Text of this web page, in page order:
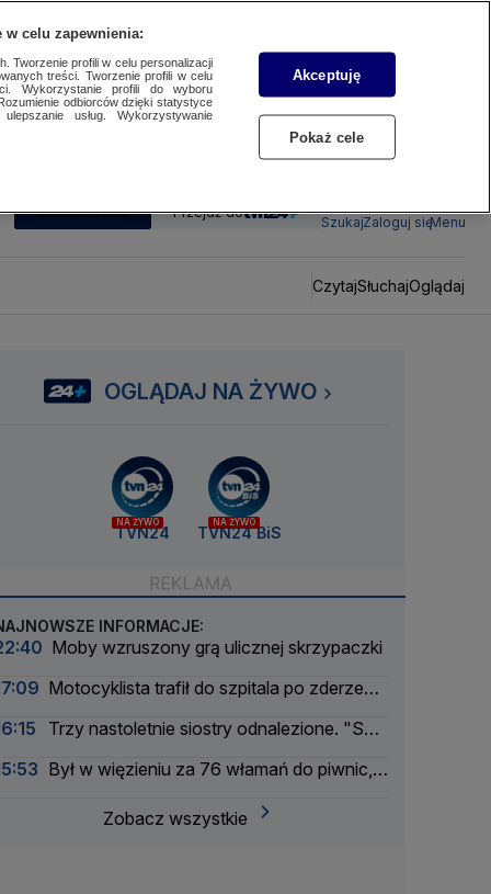
SUBSKRYBUJ Przejdź do
SzukajZaloguj sięMenu
CzytajSłuchajOglądaj
OGLĄDAJ NA ŻYWO
NA ŻYWO
TVN24
NA ŻYWO
TVN24 BiS
INFORMACJE:
Moby wzruszony grą ulicznej skrzypaczki
Motocyklista trafił do szpitala po zderzeniu
Trzy nastoletnie siostry odnalezione. "Są
Był w więzieniu za 76 włamań do piwnic,
Zobacz wszystkie
w celu zapewnienia:
Tworzenie profili w celu personalizacji
treści. Tworzenie profili w celu
Wykorzystanie profili do wyboru
odbiorców dzięki statystyce
usług. Wykorzystywanie
Akceptuję
Pokaż cele